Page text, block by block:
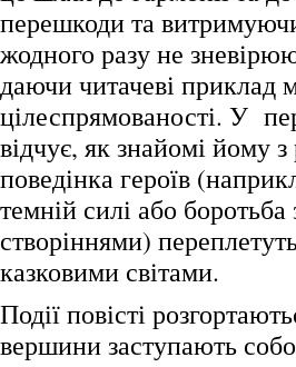
перешкоди та
жодного разу не
даючи читачеві приклад
цілеспрямованості. У
відчує, як знайомі йому
поведінка героїв
темній силі або
створіннями)
казковими світами.
Події повісті
вершини заступають